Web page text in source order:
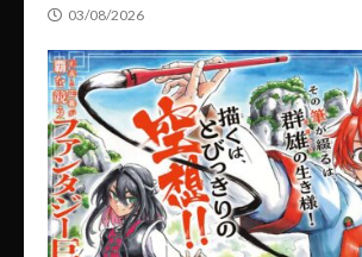
03/08/2026